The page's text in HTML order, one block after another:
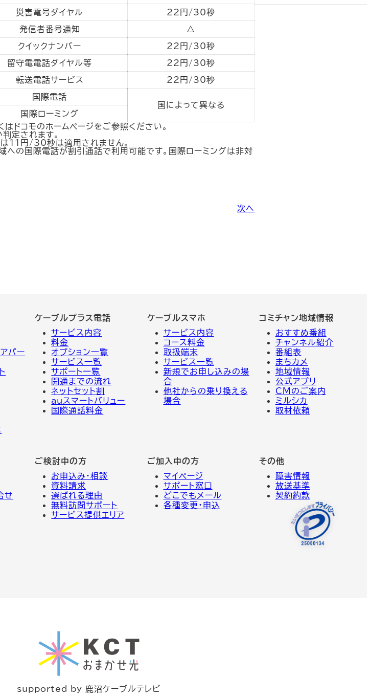
災害電号ダイヤル 22円/30秒
発信者番号通知 △
クイックナンバー 22円/30秒
留守電電話ダイヤル等 22円/30秒
転送電話サービス 22円/30秒
国際電話
国によって異なる
国際ローミング
ドコモのホームページをご参照ください。
定されます。
11円/30秒は適用されません。
への国際電話が割引通話で利用可能です。国際ローミングは非対
次へ
パー
ケーブルプラス電話
サービス 内容
料金
オプション一覧
サービス一覧
サポート一覧
開通までの流れ
ネットセット割
auスマートバリュー
国際通話料金
ケーブルスマホ
サービス内容
コース料金
取扱端末
サービス一覧
新規でお申し込みの場
合
他社からの乗り換える
場合
コミチャン地域情報
おすすめ番組
チャンネル紹介
番組表
まちカメ
地域情報
公式アプリ
CMのご案内
ミルシカ
取材依頼
せ
ご検討中の方
お申込み・相談
資料請求
選ばれる理由
無料訪問サポート
サービス提供エリア
ご加入中の方
マイページ
サポート窓口
どこでもメール
各種変更・申込
その他
障害情報
放送基準
契約約款
supported by 鹿沼ケーブルテレビ